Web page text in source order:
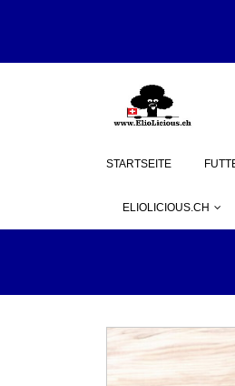
STARTSEITE
ELIOLICIOUS.CH